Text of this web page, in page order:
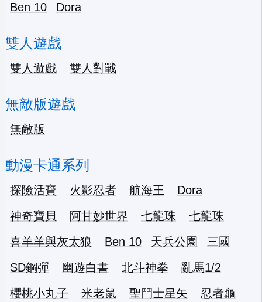
Ben 10
Dora
雙人遊戲
雙人遊戲 雙人對戰
無敵版遊戲
無敵版
動漫卡通系列
探險活寶 火影忍者 航海王
Dora
神奇寶貝
阿甘妙世界 七龍珠
七龍珠
喜羊羊與灰太狼
Ben 10 天兵公園
三國
SD鋼彈
幽遊白書 北斗神拳
亂馬1/2
櫻桃小丸子
米老鼠 聖鬥士星矢
忍者龜